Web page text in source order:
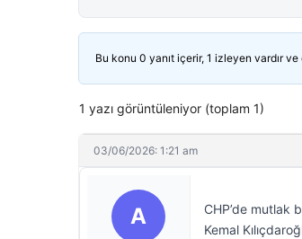
Bu konu 0 yanıt içerir, 1 izleyen vardır ve
1 yazı görüntüleniyor (toplam 1)
03/06/2026: 1:21 am
A
CHP’de mutlak
Kemal